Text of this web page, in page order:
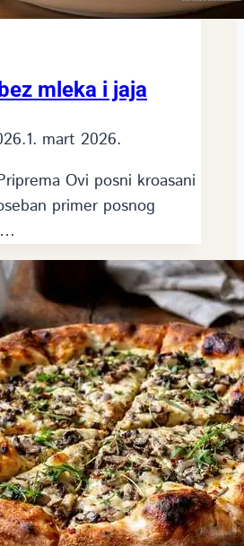
mleka i jaja
1. mart 2026.
Ovi posni kroasani
primer posnog